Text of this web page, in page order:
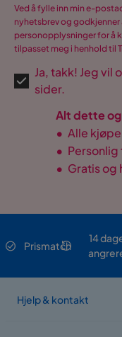
Ved å fylle inn min e-
nyhetsbrev og godkjenner
personopplysninger for å
tilpasset meg i henhold til
Ja, takk! Jeg vil
sider.
Alt dette
• Alle
•
• Gratis
Prismatch
14
Hjelp & kontakt